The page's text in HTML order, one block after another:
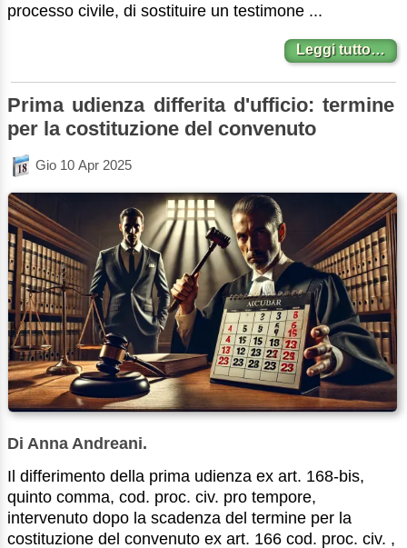
processo civile, di sostituire un testimone ...
Leggi tutto…
Prima udienza differita d'ufficio: termine
per la costituzione del convenuto
Gio 10 Apr 2025
Di Anna Andreani.
Il differimento della prima udienza ex art. 168-bis,
quinto comma, cod. proc. civ. pro tempore,
intervenuto dopo la scadenza del termine per la
costituzione del convenuto ex art. 166 cod. proc. civ. ,